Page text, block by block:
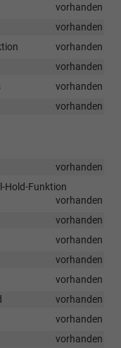
vorhanden
vorhanden
vorhanden
vorhanden
vorhanden
vorhanden
vorhanden
Hold-Funktion
vorhanden
vorhanden
vorhanden
vorhanden
vorhanden
vorhanden
vorhanden
vorhanden